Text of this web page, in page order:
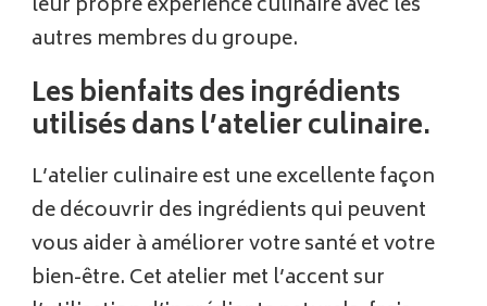
autres membres du groupe.
Les bienfaits des ingrédients
utilisés dans l’atelier culinaire.
L’atelier culinaire est une excellente façon
de découvrir des ingrédients qui peuvent
vous aider à améliorer votre santé et votre
bien-être. Cet atelier met l’accent sur